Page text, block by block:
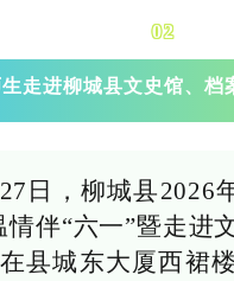
02
走进柳城县文史馆、档
日，柳城县2026
情伴“六一”暨走进
县城东大厦西裙